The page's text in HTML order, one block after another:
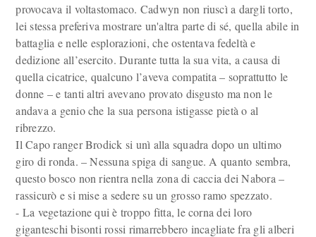
provocava il voltastomaco. Cadwyn non riuscì a dargli torto,
lei stessa preferiva mostrare un'altra parte di sé, quella abile in
battaglia e nelle esplorazioni, che ostentava fedeltà e
dedizione all’esercito. Durante tutta la sua vita, a causa di
quella cicatrice, qualcuno l’aveva compatita – soprattutto le
donne – e tanti altri avevano provato disgusto ma non le
andava a genio che la sua persona istigasse pietà o al
ribrezzo.
Il Capo ranger Brodick si unì alla squadra dopo un ultimo
giro di ronda. – Nessuna spiga di sangue. A quanto sembra,
questo bosco non rientra nella zona di caccia dei Nabora –
rassicurò e si mise a sedere su un grosso ramo spezzato.
- La vegetazione qui è troppo fitta, le corna dei loro
giganteschi bisonti rossi rimarrebbero incagliate fra gli alberi